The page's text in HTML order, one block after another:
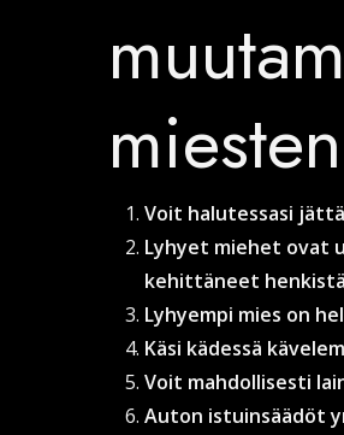
Voit halutessasi
Lyhyet miehet ovat
kehittäneet
Lyhyempi mies on
Käsi kädessä
Voit mahdollisesti
Auton istuinsäädöt